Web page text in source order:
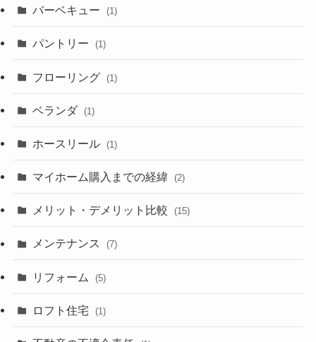
バーベキュー (1)
パントリー (1)
フローリング (1)
ベランダ (1)
ホースリール (1)
マイホーム購入までの経緯 (2)
メリット・デメリット比較 (15)
メンテナンス (7)
リフォーム (5)
ロフト住宅 (1)